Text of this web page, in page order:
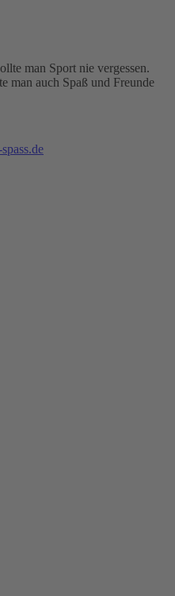
man Sport nie vergessen.
man auch Spaß und Freunde